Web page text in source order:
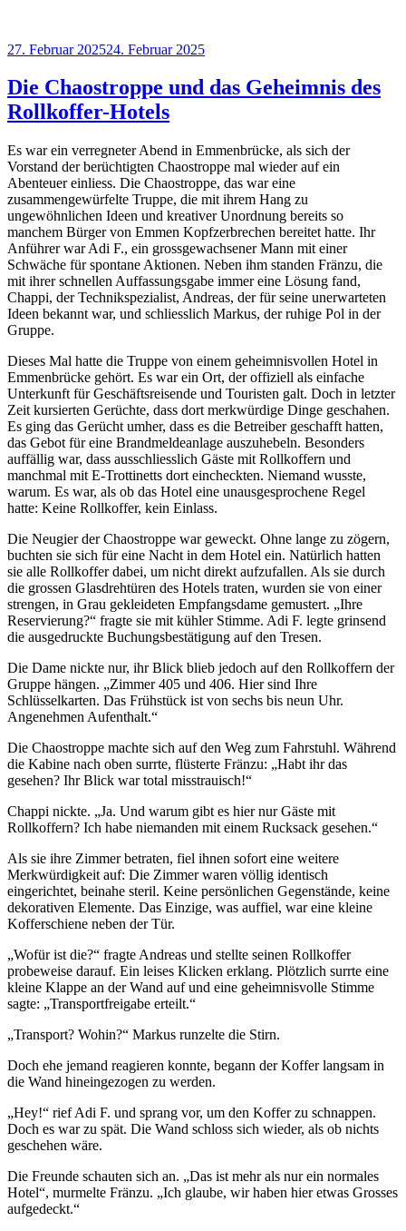
Veröffentlicht
27. Februar 202524. Februar 2025
Die Chaostroppe und das Geheimnis des
Rollkoffer-Hotels
Es war ein verregneter Abend in Emmenbrücke, als sich der
Vorstand der berüchtigten Chaostroppe mal wieder auf ein
Abenteuer einliess. Die Chaostroppe, das war eine
zusammengewürfelte Truppe, die mit ihrem Hang zu
ungewöhnlichen Ideen und kreativer Unordnung bereits so
manchem Bürger von Emmen Kopfzerbrechen bereitet hatte. Ihr
Anführer war Adi F., ein grossgewachsener Mann mit einer
Schwäche für spontane Aktionen. Neben ihm standen Fränzu, die
mit ihrer schnellen Auffassungsgabe immer eine Lösung fand,
Chappi, der Technikspezialist, Andreas, der für seine unerwarteten
Ideen bekannt war, und schliesslich Markus, der ruhige Pol in der
Gruppe.
Dieses Mal hatte die Truppe von einem geheimnisvollen Hotel in
Emmenbrücke gehört. Es war ein Ort, der offiziell als einfache
Unterkunft für Geschäftsreisende und Touristen galt. Doch in letzter
Zeit kursierten Gerüchte, dass dort merkwürdige Dinge geschahen.
Es ging das Gerücht umher, dass es die Betreiber geschafft hatten,
das Gebot für eine Brandmeldeanlage auszuhebeln. Besonders
auffällig war, dass ausschliesslich Gäste mit Rollkoffern und
manchmal mit E-Trottinetts dort eincheckten. Niemand wusste,
warum. Es war, als ob das Hotel eine unausgesprochene Regel
hatte: Keine Rollkoffer, kein Einlass.
Die Neugier der Chaostroppe war geweckt. Ohne lange zu zögern,
buchten sie sich für eine Nacht in dem Hotel ein. Natürlich hatten
sie alle Rollkoffer dabei, um nicht direkt aufzufallen. Als sie durch
die grossen Glasdrehtüren des Hotels traten, wurden sie von einer
strengen, in Grau gekleideten Empfangsdame gemustert. „Ihre
Reservierung?“ fragte sie mit kühler Stimme. Adi F. legte grinsend
die ausgedruckte Buchungsbestätigung auf den Tresen.
Die Dame nickte nur, ihr Blick blieb jedoch auf den Rollkoffern der
Gruppe hängen. „Zimmer 405 und 406. Hier sind Ihre
Schlüsselkarten. Das Frühstück ist von sechs bis neun Uhr.
Angenehmen Aufenthalt.“
Die Chaostroppe machte sich auf den Weg zum Fahrstuhl. Während
die Kabine nach oben surrte, flüsterte Fränzu: „Habt ihr das
gesehen? Ihr Blick war total misstrauisch!“
Chappi nickte. „Ja. Und warum gibt es hier nur Gäste mit
Rollkoffern? Ich habe niemanden mit einem Rucksack gesehen.“
Als sie ihre Zimmer betraten, fiel ihnen sofort eine weitere
Merkwürdigkeit auf: Die Zimmer waren völlig identisch
eingerichtet, beinahe steril. Keine persönlichen Gegenstände, keine
dekorativen Elemente. Das Einzige, was auffiel, war eine kleine
Kofferschiene neben der Tür.
„Wofür ist die?“ fragte Andreas und stellte seinen Rollkoffer
probeweise darauf. Ein leises Klicken erklang. Plötzlich surrte eine
kleine Klappe an der Wand auf und eine geheimnisvolle Stimme
sagte: „Transportfreigabe erteilt.“
„Transport? Wohin?“ Markus runzelte die Stirn.
Doch ehe jemand reagieren konnte, begann der Koffer langsam in
die Wand hineingezogen zu werden.
„Hey!“ rief Adi F. und sprang vor, um den Koffer zu schnappen.
Doch es war zu spät. Die Wand schloss sich wieder, als ob nichts
geschehen wäre.
Die Freunde schauten sich an. „Das ist mehr als nur ein normales
Hotel“, murmelte Fränzu. „Ich glaube, wir haben hier etwas Grosses
aufgedeckt.“